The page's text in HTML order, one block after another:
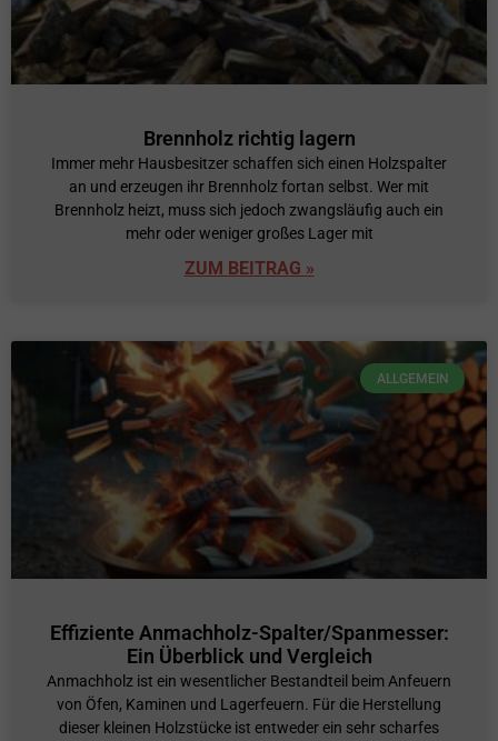
Brennholz richtig lagern
Immer mehr Hausbesitzer schaffen sich einen Holzspalter
an und erzeugen ihr Brennholz fortan selbst. Wer mit
Brennholz heizt, muss sich jedoch zwangsläufig auch ein
mehr oder weniger großes Lager mit
ZUM BEITRAG »
ALLGEMEIN
Effiziente Anmachholz-Spalter/Spanmesser:
Ein Überblick und Vergleich
Anmachholz ist ein wesentlicher Bestandteil beim Anfeuern
von Öfen, Kaminen und Lagerfeuern. Für die Herstellung
dieser kleinen Holzstücke ist entweder ein sehr scharfes